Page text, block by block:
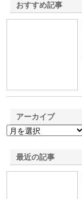
おすすめ記事
アーカイブ
最近の記事